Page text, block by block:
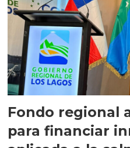
Fondo regional
para financiar